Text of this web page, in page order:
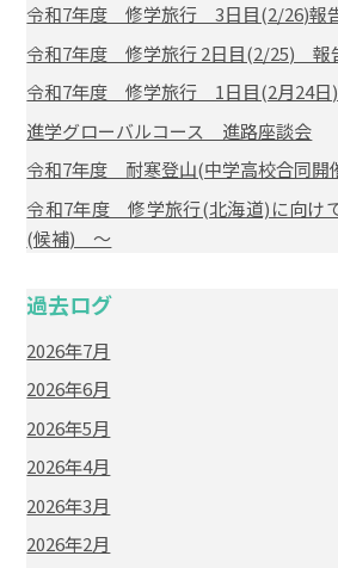
令和7年度 修学旅行 3日目(2/26)報
令和7年度 修学旅行 2日目(2/25) 報
令和7年度 修学旅行 1日目(2月24日)
進学グローバルコース 進路座談会
令和7年度 耐寒登山(中学高校合同開
令和7年度 修学旅行(北海道)に向
(候補) ～
過去ログ
2026年7月
2026年6月
2026年5月
2026年4月
2026年3月
2026年2月